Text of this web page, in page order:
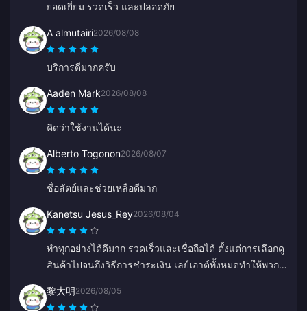
ยอดเยี่ยม รวดเร็ว และปลอดภัย
A almutairi2026/08/08
บริการดีมากครับ
Aaden Mark2026/08/08
คิดว่าใช้งานได้นะ
Alberto Togonon2026/08/07
ซื่อสัตย์และช่วยเหลือดีมาก
Kanetsu Jesus_Rey2026/08/04
ทำทุกอย่างได้ดีมาก รวดเร็วและเชื่อถือได้ ตั้งแต่การเลือกดู
สินค้าไปจนถึงวิธีการชำระเงิน เลย์เอาต์ทั้งหมดทำให้พวก
เยอะเลย
黎大明2026/08/05